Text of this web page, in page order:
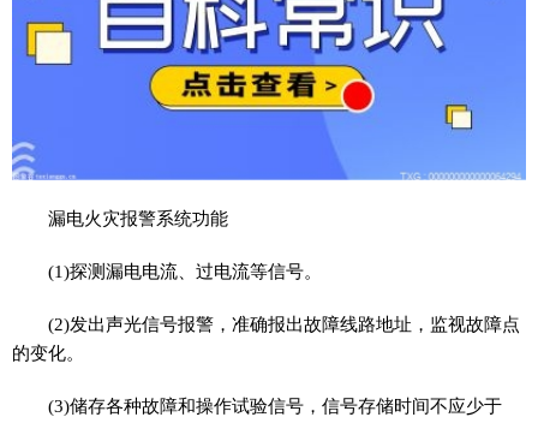
漏电火灾报警系统功能
(1)探测漏电电流、过电流等信号。
(2)发出声光信号报警，准确报出故障线路地址，监视故障点
的变化。
(3)储存各种故障和操作试验信号，信号存储时间不应少于